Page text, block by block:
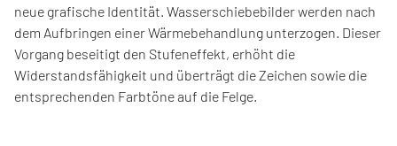
neue grafische Identität. Wasserschiebebilder werden nach
dem Aufbringen einer Wärmebehandlung unterzogen. Dieser
Vorgang beseitigt den Stufeneffekt, erhöht die
Widerstandsfähigkeit und überträgt die Zeichen sowie die
entsprechenden Farbtöne auf die Felge.